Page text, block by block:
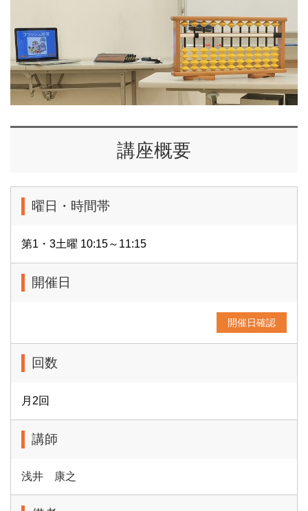
講座概要
曜日・時間帯
第1・3土曜 10:15～11:15
開催日
開催日確認
回数
月2回
講師
浅井 康之